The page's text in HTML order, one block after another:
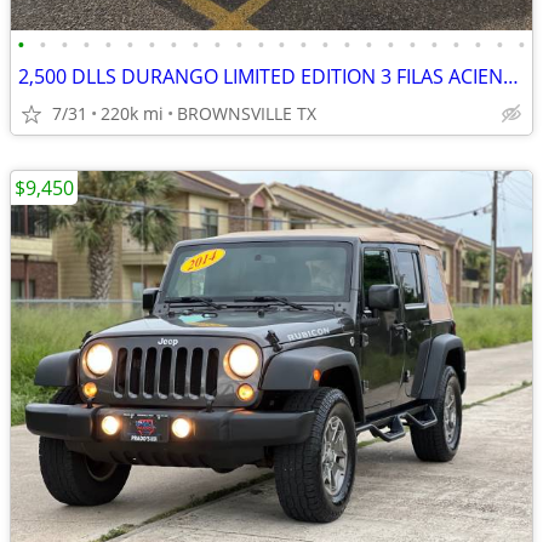
• • • • • • • • • • • • • • • • • • • • • • • •
2,500 DLLS DURANGO LIMITED EDITION 3 FILAS ACIENTOS 4X4 Y MAS CARROS
7/31 220k mi BROWNSVILLE TX
$9,450